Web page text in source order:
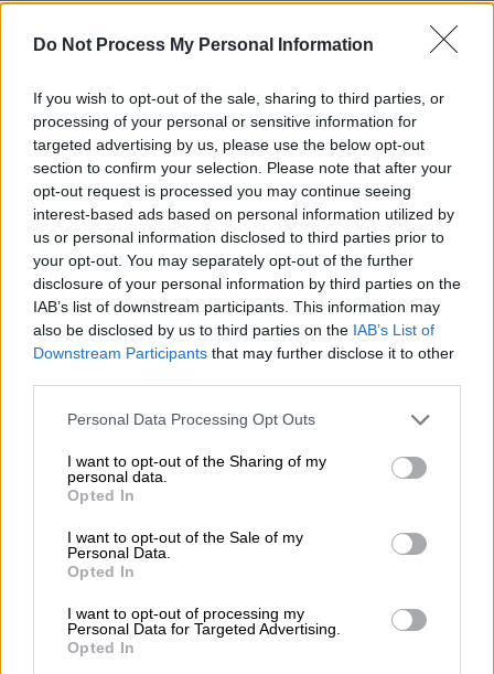
Do Not Process My Personal Information
If you wish to opt-out of the sale, sharing to third parties, or
processing of your personal or sensitive information for
targeted advertising by us, please use the below opt-out
section to confirm your selection. Please note that after your
opt-out request is processed you may continue seeing
interest-based ads based on personal information utilized by
us or personal information disclosed to third parties prior to
your opt-out. You may separately opt-out of the further
disclosure of your personal information by third parties on the
IAB’s list of downstream participants. This information may
also be disclosed by us to third parties on the IAB’s List of
Downstream Participants that may further disclose it to other
Please note that this website/app uses one or more Google
not limited to your visit or usage behaviour. You may click to
grant or deny consent to Google and its third-party tags to
use your data for below specified purposes in below Google
consent section.
Personal Data Processing Opt Outs
I want to opt-out of the Sharing of my
personal data.
Opted In
I want to opt-out of the Sale of my
Personal Data.
Opted In
I want to opt-out of processing my
Personal Data for Targeted Advertising.
Opted In
Κουνουπίδι με ρεβίθια και κάρι | ©Έθνος/EatMe
Συνταγή για κουνουπίδι με ρεβίθια και
Υλικά:
500 γρ. κουνουπίδι, 250 γρ. βρασμένα
ρεβίθια, 2 ξερά κρεμμύδια ψιλοκομμένα, 2
καρότα ψιλοκομμένα, 1 κουταλιά της σούπας
σκόνη κάρι, 500 γρ. ντομάτες στον τρίφτη,
φρέσκες ή του κουτιού, 4 κουταλιές της
μπασμάτι για το σερβίρισμα